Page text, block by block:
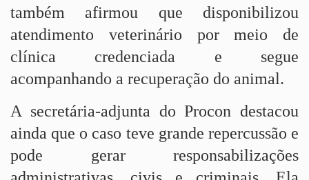
também afirmou que disponibilizou
atendimento veterinário por meio de
clínica credenciada e segue
acompanhando a recuperação do animal.
A secretária-adjunta do Procon destacou
ainda que o caso teve grande repercussão e
pode gerar responsabilizações